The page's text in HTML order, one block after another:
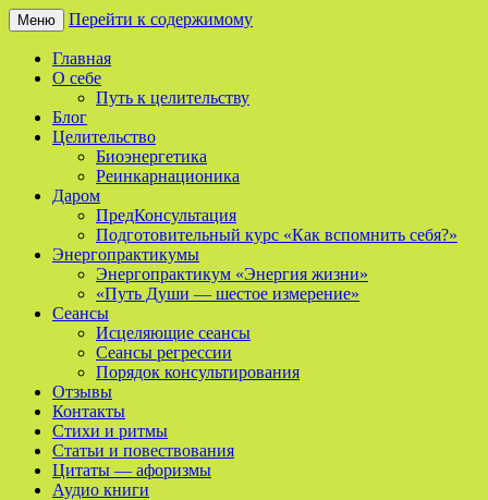
Мой Путь
целительстве
Меню Перейти к содержимому
Главная
О себе
Путь к целительству
Блог
Целительство
Биоэнергетика
Реинкарнационика
Даром
ПредКонсультация
Подготовительный курс «Как вспомнить себя?»
Энергопрактикумы
Энергопрактикум «Энергия жизни»
«Путь Души — шестое измерение»
Сеансы
Исцеляющие сеансы
Сеансы регрессии
Порядок консультирования
Отзывы
Контакты
Стихи и ритмы
Статьи и повествования
Цитаты — афоризмы
Аудио книги